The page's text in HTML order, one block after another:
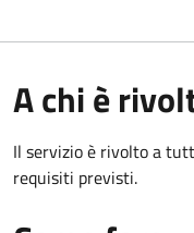
A chi è
Il servizio è rivolto a
requisiti previsti.